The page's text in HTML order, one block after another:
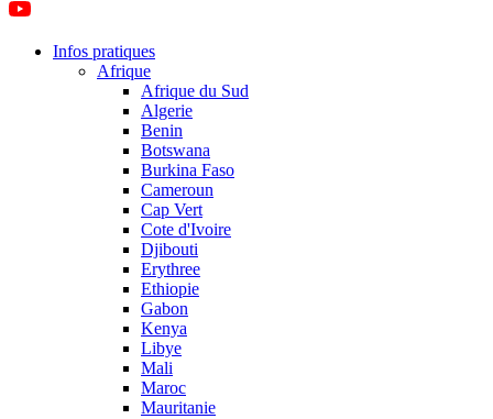
Infos pratiques
Afrique
Afrique du Sud
Algerie
Benin
Botswana
Burkina Faso
Cameroun
Cap Vert
Cote d'Ivoire
Djibouti
Erythree
Ethiopie
Gabon
Kenya
Libye
Mali
Maroc
Mauritanie